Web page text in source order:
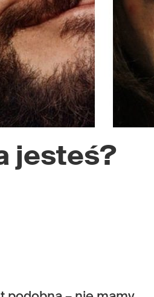
jesteś?